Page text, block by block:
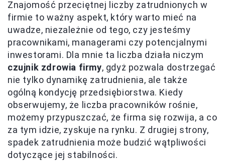
Znajomość przeciętnej liczby zatrudnionych w
firmie to ważny aspekt, który warto mieć na
uwadze, niezależnie od tego, czy jesteśmy
pracownikami, managerami czy potencjalnymi
inwestorami. Dla mnie ta liczba działa niczym
czujnik zdrowia firmy, gdyż pozwala dostrzegać
nie tylko dynamikę zatrudnienia, ale także
ogólną kondycję przedsiębiorstwa. Kiedy
obserwujemy, że liczba pracowników rośnie,
możemy przypuszczać, że firma się rozwija, a co
za tym idzie, zyskuje na rynku. Z drugiej strony,
spadek zatrudnienia może budzić wątpliwości
dotyczące jej stabilności.